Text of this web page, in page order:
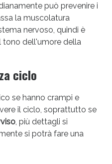
può prevenire i
la muscolatura
nervoso, quindi è
tono dell'umore della
ciclo
se hanno crampi e
il ciclo, soprattutto se
, più dettagli si
si potrà fare una